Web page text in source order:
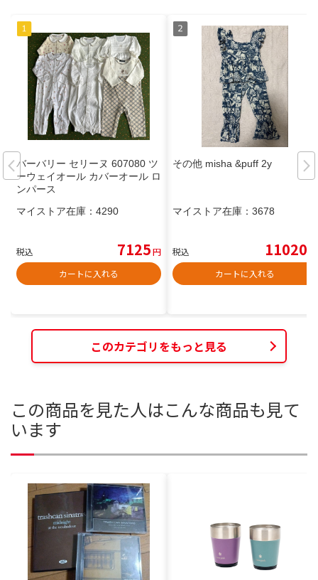
バーバリー セリーヌ 607080 ツ
ーウェイオール カバーオール ロ
ンパース
マイストア在庫： 4290
税込 7125円
カートに入れる
その他 misha &puff 2y
マイストア在庫： 3678
税込 11020
カートに入れる
このカテゴリをもっと見る
この商品を見た人はこんな商品も見て
います